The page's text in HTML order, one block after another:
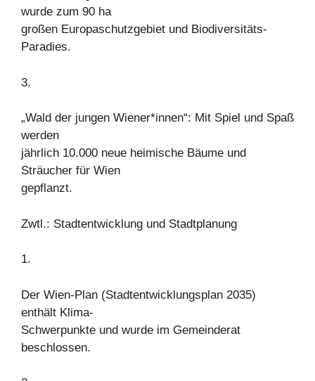
wurde zum 90 ha
großen Europaschutzgebiet und Biodiversitäts-
Paradies.
3.
„Wald der jungen Wiener*innen“: Mit Spiel und Spaß
werden
jährlich 10.000 neue heimische Bäume und
Sträucher für Wien
gepflanzt.
Zwtl.: Stadtentwicklung und Stadtplanung
1.
Der Wien-Plan (Stadtentwicklungsplan 2035)
enthält Klima-
Schwerpunkte und wurde im Gemeinderat
beschlossen.